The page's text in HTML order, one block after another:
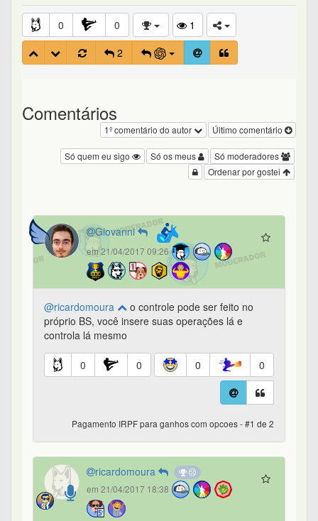
0 0
1
2
Comentários
Último comentário
1º comentário do autor
Só moderadores
Só os meus
Só quem eu sigo
Ordenar por gostei
Giovanni
em 21/04/2017 09:26
@ricardomoura
o controle pode ser feito no
próprio BS, você insere suas operações lá e
controla lá mesmo
0 0 0 0
Pagamento IRPF para ganhos com opcoes - #1 de 2
ricardomoura
em 21/04/2017 18:38